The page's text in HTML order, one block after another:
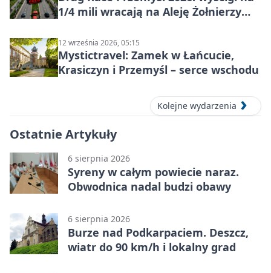
1/4 mili wracają na Aleję Żołnierzy
12 września 2026, 05:15
Mystictravel: Zamek w Łańcucie,
Krasiczyn i Przemyśl – serce wschodu
Kolejne wydarzenia
Ostatnie Artykuły
6 sierpnia 2026
Syreny w całym powiecie naraz.
Obwodnica nadal budzi obawy
6 sierpnia 2026
Burze nad Podkarpaciem. Deszcz,
wiatr do 90 km/h i lokalny grad